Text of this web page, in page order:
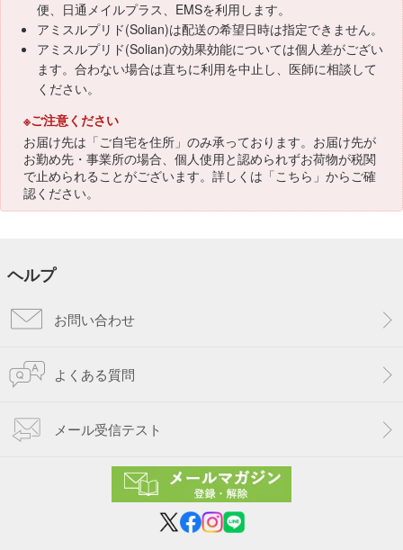
便、日通メイルプラス、EMSを利用します。
アミスルプリド(Solian)は配送の希望日時は指定できません。
アミスルプリド(Solian)の効果効能については個人差がござい
ます。合わない場合は直ちに利用を中止し、医師に相談して
ください。
※ご注意ください
お届け先は「ご自宅を住所」のみ承っております。お届け先が
お勤め先・事業所の場合、個人使用と認められずお荷物が税関
で止められることがございます。詳しくは「こちら 」からご確
認ください。
ヘルプ
お問い合わせ
よくある質問
メール受信テスト